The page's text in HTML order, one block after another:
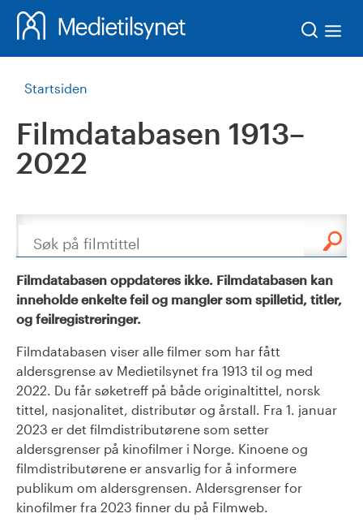
Startsiden
Filmdatabasen 1913–
2022
Søk
Filmdatabasen oppdateres ikke. Filmdatabasen kan
inneholde enkelte feil og mangler som spilletid, titler,
og feilregistreringer.
Filmdatabasen viser alle filmer som har fått
aldersgrense av Medietilsynet fra 1913 til og med
2022. Du får søketreff på både originaltittel, norsk
tittel, nasjonalitet, distributør og årstall. Fra 1. januar
2023 er det filmdistributørene som setter
aldersgrenser på kinofilmer i Norge. Kinoene og
filmdistributørene er ansvarlig for å informere
publikum om aldersgrensen. Aldersgrenser for
kinofilmer fra 2023 finner du på Filmweb.